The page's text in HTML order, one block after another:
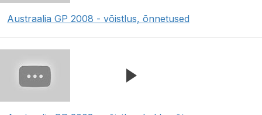
Austraalia GP 2008 - võistlus, õnnetused